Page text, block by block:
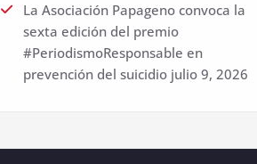
La Asociación Papageno convoca la
sexta edición del premio
#PeriodismoResponsable en
prevención del suicidio julio 9, 2026